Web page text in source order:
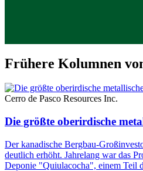
Frühere Kolumnen
Cerro de Pasco Resources Inc.
Die größte oberirdische
Der kanadische Bergbau-
deutlich erhöht. Jahrelang war das
Deponie "Quiulacocha", einem Teil